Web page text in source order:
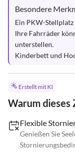
Besondere
Ein PKW-
Ihre Fahrräder
unterstellen.
Kinderbett und
Erstellt mit KI
Warum dieses
Flexible
Genießen Sie